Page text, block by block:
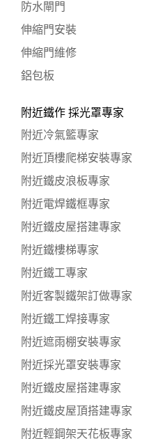
防水閘門
伸縮門安裝
伸縮門維修
鋁包板
附近鐵作 採光罩專家
附近冷氣籃專家
附近頂樓爬梯安裝專家
附近鐵皮浪板專家
附近電焊鐵框專家
附近鐵皮屋搭建專家
附近鐵樓梯專家
附近鐵工專家
附近客製鐵架訂做專家
附近鐵工焊接專家
附近遮雨棚安裝專家
附近採光罩安裝專家
附近鐵皮屋搭建專家
附近鐵皮屋頂搭建專家
附近輕鋼架天花板專家